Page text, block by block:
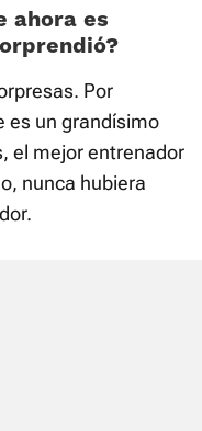
ahora es
Por
es un grandísimo
el mejor entrenador
nunca hubiera